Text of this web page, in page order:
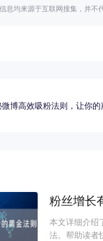
息均来源于互联网搜集，并不
博高效吸粉法则，让你的
粉丝增长
本文详细介绍
法。帮助读者